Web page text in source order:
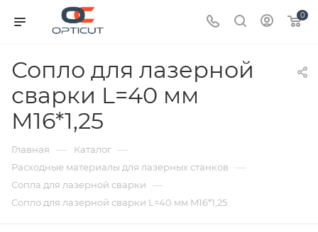
0
Сопло для лазерной
сварки L=40 мм
M16*1,25
Главная — Каталог —
Расходные материалы для лазерных станков —
Сопла для лазерной сварки —
Сопло для лазерной сварки L=40 мм M16*1,25